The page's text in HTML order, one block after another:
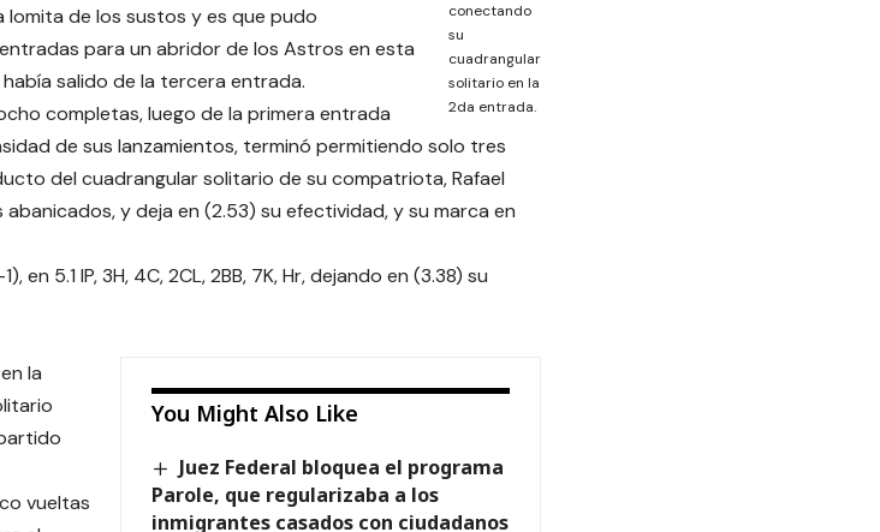
conectando
su
cuadrangular
solitario en la
2da entrada.
lomita de los sustos y es que pudo
para un abridor de los Astros en esta
salido de la tercera entrada.
completas, luego de la primera entrada
de sus lanzamientos, terminó permitiendo solo tres
del cuadrangular solitario de su compatriota, Rafael
y deja en (2.53) su efectividad, y su marca en
en 5.1 IP, 3H, 4C, 2CL, 2BB, 7K, Hr, dejando en (3.38) su
You Might Also Like
Juez Federal bloquea el programa
Parole, que regularizaba a los
inmigrantes casados con ciudadanos
la
vueltas